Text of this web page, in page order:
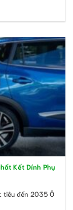
Kết Dính Phụ
tiêu đến 2035 Ô